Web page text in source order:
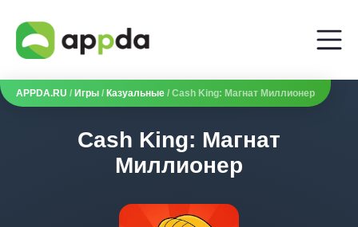
APPDA.RU / Игры / Казуальные / Cash King: Магнат Миллионер
Cash King: Магнат
Миллионер